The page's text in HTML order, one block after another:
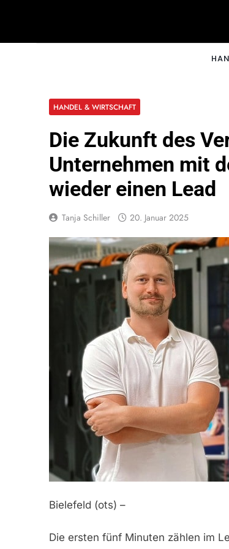
HANDEL & WIRTSCHAFT
Die Zukunft des
Unternehmen mit
wieder einen Lead
Tanja Schiller 20. Januar 2025
Bielefeld (ots) –
Die ersten fünf Minuten zählen im